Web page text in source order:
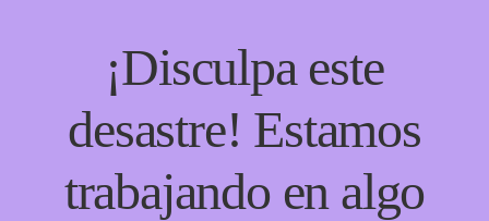
¡Disculpa este
desastre! Estamos
trabajando en algo